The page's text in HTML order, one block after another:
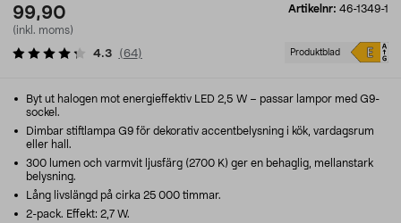
99,90
(inkl. moms)
Artikelnr: 46-1349-1
Produktblad
4.3 (64)
Byt ut halogen mot energieffektiv LED 2,5 W – passar lampor med G9-
sockel.
Dimbar stiftlampa G9 för dekorativ accentbelysning i kök, vardagsrum
eller hall.
300 lumen och varmvit ljusfärg (2700 K) ger en behaglig, mellanstark
belysning.
Lång livslängd på cirka 25 000 timmar.
2-pack. Effekt: 2,7 W.